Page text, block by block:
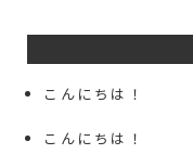
こんにちは！
こんにちは！